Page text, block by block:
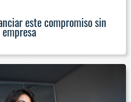
este compromiso sin